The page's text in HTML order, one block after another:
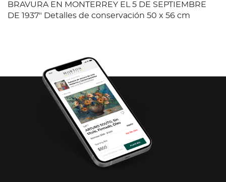
BRAVURA EN MONTERREY EL 5 DE SEPTIEMBRE
DE 1937" Detalles de conservación 50 x 56 cm